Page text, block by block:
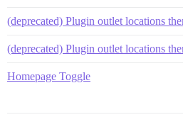
(deprecated) Plugin outlet locations
(deprecated) Plugin outlet locations
Homepage Toggle